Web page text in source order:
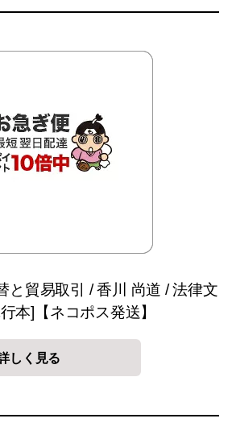
と貿易取引 / 香川 尚道 / 法律文
本]【ネコポス発送】
しく見る